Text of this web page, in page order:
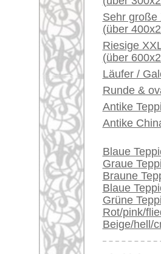
Händler können ihre
großen Teppiche hier
verkaufen
Info Center
Häufige Fragen (FAQ)
AGB
Bestellvorgang
Lieferung und Zahlung
Widerrufsrecht
Datenschutz